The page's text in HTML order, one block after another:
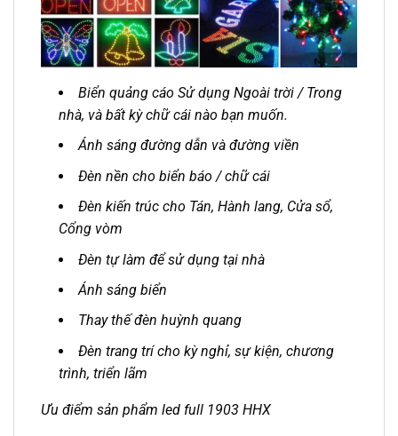
Biển quảng cáo Sử dụng Ngoài trời / Trong
nhà, và bất kỳ chữ cái nào bạn muốn.
Ánh sáng đường dẫn và đường viền
Đèn nền cho biển báo / chữ cái
Đèn kiến trúc cho Tán, Hành lang, Cửa sổ,
Cổng vòm
Đèn tự làm để sử dụng tại nhà
Ánh sáng biển
Thay thế đèn huỳnh quang
Đèn trang trí cho kỳ nghỉ, sự kiện, chương
trình, triển lãm
Ưu điểm sản phẩm led full 1903 HHX